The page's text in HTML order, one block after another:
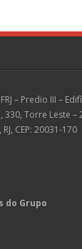
– Predio III –
330, Torre Leste –
CEP: 20031-170
do Grupo